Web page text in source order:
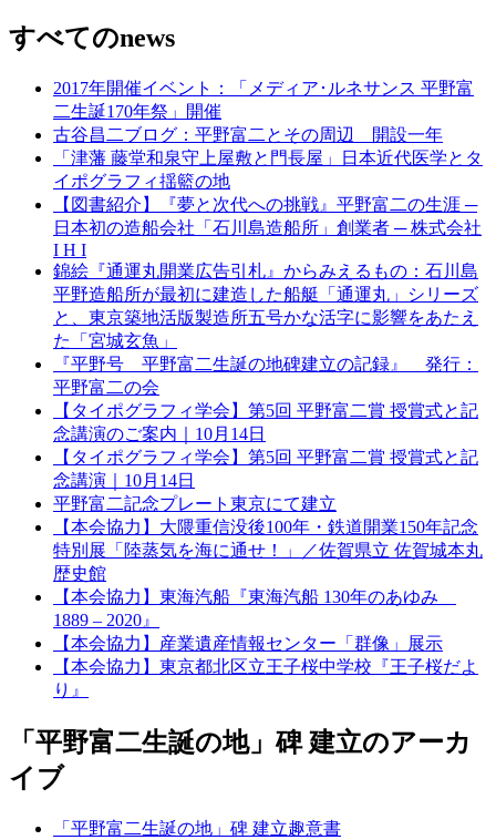
すべてのnews
2017年開催イベント：「メディア･ルネサンス 平野富
二生誕170年祭」開催
古谷昌二ブログ：平野富二とその周辺 開設一年
「津藩 藤堂和泉守上屋敷と門長屋」日本近代医学とタ
イポグラフィ揺籃の地
【図書紹介】『夢と次代への挑戦』平野富二の生涯 ─
日本初の造船会社「石川島造船所」創業者 ─ 株式会社
I H I
錦絵『通運丸開業広告引札』からみえるもの：石川島
平野造船所が最初に建造した船艇「通運丸」シリーズ
と、東京築地活版製造所五号かな活字に影響をあたえ
た「宮城玄魚」
『平野号 平野富二生誕の地碑建立の記録』 発行：
平野富二の会
【タイポグラフィ学会】第5回 平野富二賞 授賞式と記
念講演のご案内｜10月14日
【タイポグラフィ学会】第5回 平野富二賞 授賞式と記
念講演｜10月14日
平野富二記念プレート東京にて建立
【本会協力】大隈重信没後100年・鉄道開業150年記念
特別展「陸蒸気を海に通せ！」／佐賀県立 佐賀城本丸
歴史館
【本会協力】東海汽船『東海汽船 130年のあゆみ
1889 – 2020』
【本会協力】産業遺産情報センター「群像」展示
【本会協力】東京都北区立王子桜中学校『王子桜だよ
り』
「平野富二生誕の地」碑 建立のアーカ
イブ
「平野富二生誕の地」碑 建立趣意書